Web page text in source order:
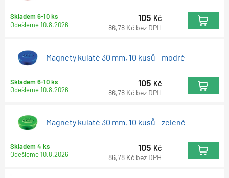
Skladem 6-10 ks
Odešleme10.8.2026
105 Kč
86,78 Kč bez DPH
Magnety kulaté 30 mm, 10 kusů - modré
Skladem 6-10 ks
Odešleme10.8.2026
105 Kč
86,78 Kč bez DPH
Magnety kulaté 30 mm, 10 kusů - zelené
Skladem 4 ks
Odešleme10.8.2026
105 Kč
86,78 Kč bez DPH